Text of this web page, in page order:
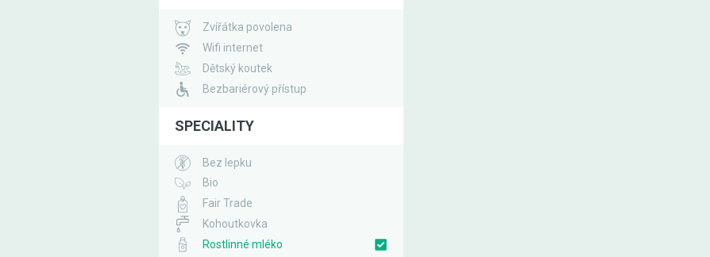
Zvířátka povolena
Wifi internet
Dětský koutek
Bezbariérový přístup
SPECIALITY
Bez lepku
Bio
Fair Trade
Kohoutkovka
Rostlinné mléko